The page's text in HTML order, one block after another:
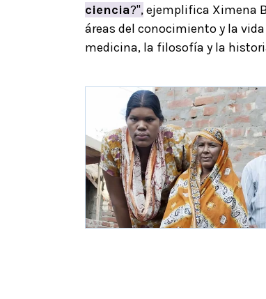
ciencia?",ejemplifica Ximena
áreas del conocimiento y la
medicina, la filosofía y la